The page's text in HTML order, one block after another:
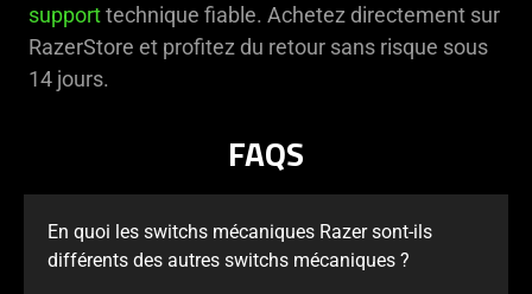
supporttechnique fiable. Achetez directement sur
RazerStore et profitez du retour sans risque sous
14 jours.
FAQS
En quoi les switchs mécaniques Razer sont-ils
différents des autres switchs mécaniques ?